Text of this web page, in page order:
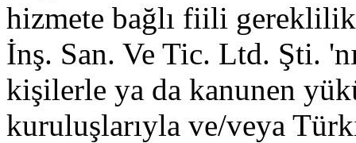
hizmete bağlı fiili
İnş. San. Ve Tic. Ltd. Şti.
kişilerle ya da kanunen
kuruluşlarıyla ve/veya